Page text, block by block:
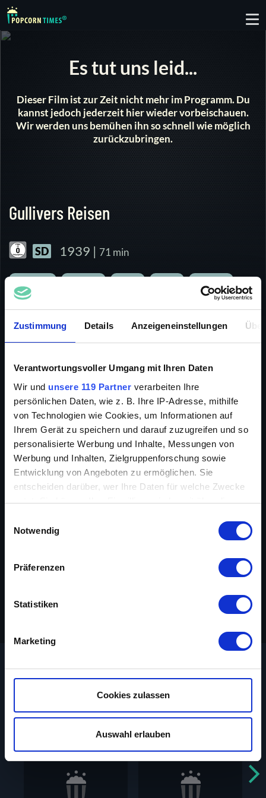
Zustimmung Details Anzeigeneinstellungen
Verantwortungsvoller Umgang mit Ihren Daten
Wir und unsere 119 Partner verarbeiten Ihre
persönlichen Daten, wie z. B. Ihre IP-Adresse, mithilfe
von Technologien wie Cookies, um Informationen auf
Ihrem Gerät zu speichern und darauf zuzugreifen und so
personalisierte Werbung und Inhalte, Messungen von
Werbung und Inhalten, Zielgruppenforschung sowie
Entwicklung von Angeboten zu ermöglichen. Sie
entscheiden darüber, wer Ihre Daten für welche Zwecke
nutzt. Sie können Ihre Einwilligung jederzeit über die
Trigger Symbol ändern oder widerrufen
Informationen über Ihre geografische Lage
können
bestimmten Merkmalen (Fingerprinting) identifizieren
Erfahren Sie mehr darüber, wie Ihre persönlichen Daten
Abschnitt Einzelheitenfest.
aus den Jahren 1910 bis 2010 kostenlos ansehen. Bitte
beachte, dass dieser Service ohne Unterstützung
verwenden Cookies, um Inhalte und Anzeigen
auszuspielen und zu personalisieren, Funktionen für
soziale Medien anbieten zu können und die Zugriffe auf
Notwendig
Präferenzen
Statistiken
Marketing
Cookies zulassen
Auswahl erlauben
Es tut uns leid...
Dieser Film ist zur Zeit nicht mehr im Programm. Du
kannst jedoch jederzeit hier wieder vorbeischauen.
Wir werden uns bemühen ihn so schnell wie möglich
zurückzubringen.
Gullivers Reisen
SD 1939 | 71 min
ABENTEUER KLASSIKER ACTION FAMILIE ANIMATION
INFO
Studios beruht auf dem weltbekannten Roman von
Jonathan Swift und erzählt von den Abenteuern des
Schiffsarztes Gulliver. Als er nach einem
Schiffsunglück am Strand von Lilliput aufwacht,
haben ihn dessen winzige Bewohner bereits gefesselt.
Kein Wunder, halten sie Gulliver doch für einen
Riesen! Schon bald entfernen die Lilliputaner
Gullivers Fesseln, er soll ihnen in einem Krieg gegen
Cast
Jessica Dragonette, Lanny Ross
Jahr